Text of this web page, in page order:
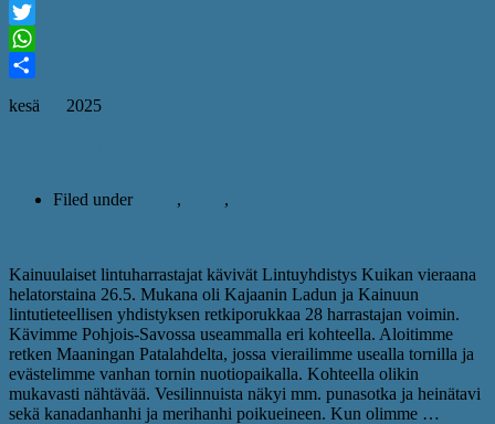
Facebook
Twitter
WhatsApp
kesä 2025
Filed under , ,
Kainuulaiset lintuharrastajat kävivät Lintuyhdistys Kuikan vieraana
helatorstaina 26.5. Mukana oli Kajaanin Ladun ja Kainuun
lintutieteellisen yhdistyksen retkiporukkaa 28 harrastajan voimin.
Kävimme Pohjois-Savossa useammalla eri kohteella. Aloitimme
retken Maaningan Patalahdelta, jossa vierailimme usealla tornilla ja
evästelimme vanhan tornin nuotiopaikalla. Kohteella olikin
mukavasti nähtävää. Vesilinnuista näkyi mm. punasotka ja heinätavi
sekä kanadanhanhi ja merihanhi poikueineen. Kun olimme …